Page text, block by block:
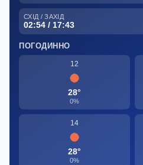
СХІД / ЗАХІД
02:54 / 17:43
ПОГОДИННО
12
28°
0%
14
28°
0%